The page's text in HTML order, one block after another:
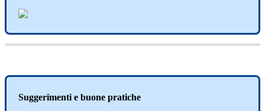
Suggerimenti e buone pratiche